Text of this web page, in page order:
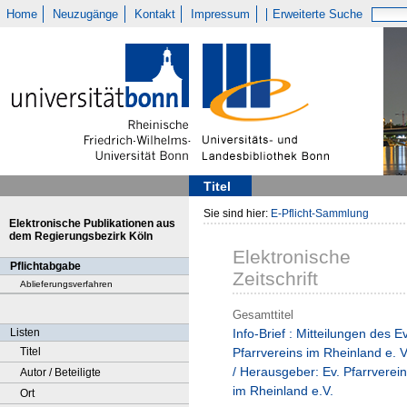
Home Neuzugänge Kontakt Impressum Erweiterte Suche
Titel
Elektronische Publikationen aus
dem Regierungsbezirk Köln
Pflichtabgabe
Ablieferungsverfahren
Listen
Titel
Autor / Beteiligte
Ort
Sie sind hier: E-Pflicht-Sammlung
Elektronische
Zeitschrift
Gesamttitel
Info-Brief : Mitteilungen des
Pfarrvereins im Rheinland e.
/ Herausgeber: Ev. Pfarrverein
im Rheinland e.V.